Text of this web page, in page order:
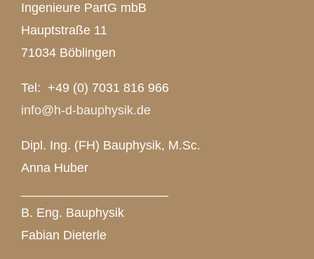
Ingenieure PartG mbB
Hauptstraße 11
71034 Böblingen
Tel: +49 (0) 7031 816 966
info@h-d-bauphysik.de
Dipl. Ing. (FH) Bauphysik, M.Sc.
Anna Huber
B. Eng. Bauphysik
Fabian Dieterle